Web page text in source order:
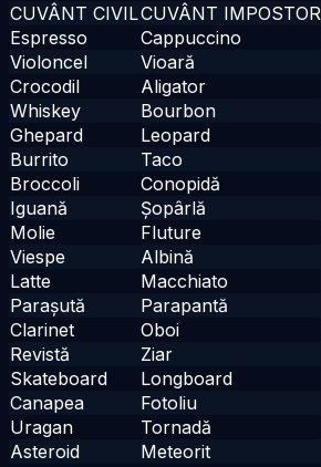
CUVÂNT CIVILCUVÂNT IMPOSTOR
Espresso
Cappuccino
Violoncel
Vioară
Crocodil
Aligator
Whiskey
Bourbon
Ghepard
Leopard
Burrito
Taco
Broccoli
Conopidă
Iguană
Șopârlă
Molie
Fluture
Viespe
Albină
Latte
Macchiato
Parașută
Parapantă
Clarinet
Oboi
Revistă
Ziar
Skateboard
Longboard
Canapea
Fotoliu
Uragan
Tornadă
Asteroid
Meteorit